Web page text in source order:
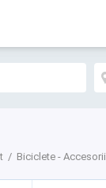
Biciclete - Accesorii